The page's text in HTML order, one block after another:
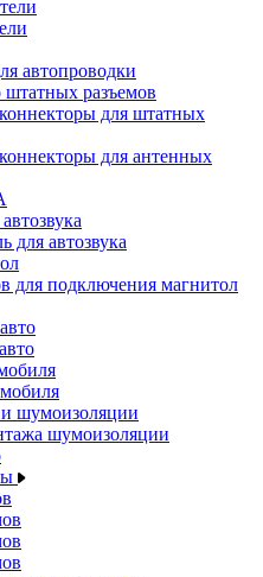
автопроводки
разъемов
для штатных
для антенных
для автозвука
для подключения магнитол
и шумоизоляции
шумоизоляции